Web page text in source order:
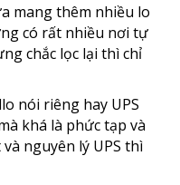
mang thêm nhiều lo
có rất nhiều nơi tự
chắc lọc lại thì chỉ
nói riêng hay UPS
khá là phức tạp và
nguyên lý UPS thì